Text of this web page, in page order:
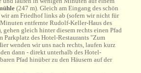
(247 m). Gleich am Eingang des schön
am Friedhof links ab (sofern wir nicht für
entfernte Rudolf-Keller-Haus des
gleich hinter diesem rechts einen Pfad
Parkplatz des Hotel-Restaurants "Zum
wenden wir uns nach rechts, laufen kurz
dann - direkt unterhalb des Hotel-
Pfad hinüber zu den Häusern auf der